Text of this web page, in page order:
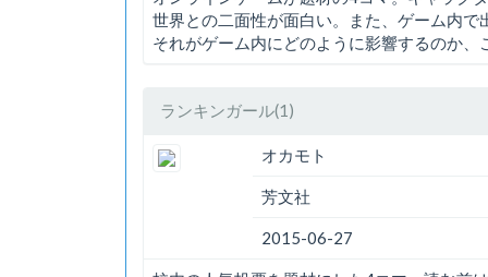
世界との二面性が面白い。また、ゲーム内
それがゲーム内にどのように影響するのか、
ランキンガール(1)
オカモト
芳文社
2015-06-27